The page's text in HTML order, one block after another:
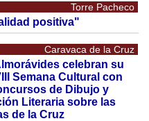
Torre Pacheco
positiva"
Caravaca de la Cruz
celebran su
Semana Cultural con
de Dibujo y
Literaria sobre las
de la Cruz